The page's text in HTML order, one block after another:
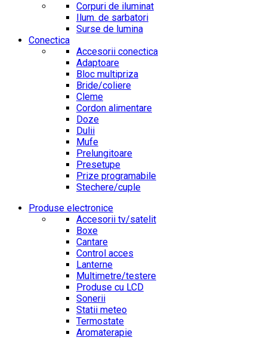
Corpuri de iluminat
Ilum. de sarbatori
Surse de lumina
Conectica
Accesorii conectica
Adaptoare
Bloc multipriza
Bride/coliere
Cleme
Cordon alimentare
Doze
Dulii
Mufe
Prelungitoare
Presetupe
Prize programabile
Stechere/cuple
Produse electronice
Accesorii tv/satelit
Boxe
Cantare
Control acces
Lanterne
Multimetre/testere
Produse cu LCD
Sonerii
Statii meteo
Termostate
Aromaterapie